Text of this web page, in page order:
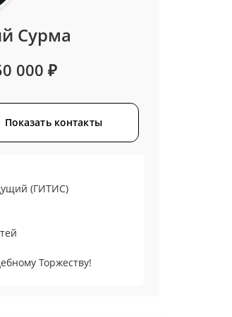
Сурма
000 ₽
Показать контакты
(ГИТИС)
Торжеству!